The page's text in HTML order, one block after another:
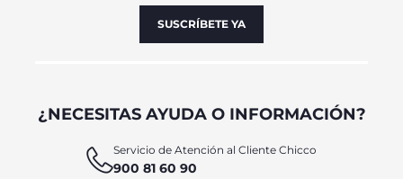
SUSCRÍBETE YA
¿NECESITAS AYUDA O INFORMACIÓN?
Servicio de Atención al Cliente Chicco
900 81 60 90